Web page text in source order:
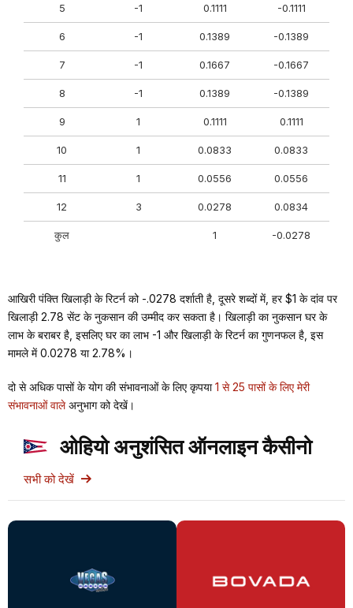
5 -1 0.1111 -0.1111
6 -1 0.1389 -0.1389
7 -1 0.1667 -0.1667
8 -1 0.1389 -0.1389
9 1 0.1111 0.1111
10 1 0.0833 0.0833
11 1 0.0556 0.0556
12 3 0.0278 0.0834
कुल 1 -0.0278
आखिरी पंक्ति खिलाड़ी के रिटर्न को -.0278 दर्शाती है, दूसरे शब्दों में, हर $1 के दांव पर
खिलाड़ी 2.78 सेंट के नुकसान की उम्मीद कर सकता है। खिलाड़ी का नुकसान घर के
लाभ के बराबर है, इसलिए घर का लाभ -1 और खिलाड़ी के रिटर्न का गुणनफल है, इस
मामले में 0.0278 या 2.78%।
दो से अधिक पासों के योग की संभावनाओं के लिए कृपया1 से 25 पासों के लिए मेरी
संभावनाओं वालेअनुभाग को देखें।
ओहियो अनुशंसित ऑनलाइन कैसीनो
सभी को देखें